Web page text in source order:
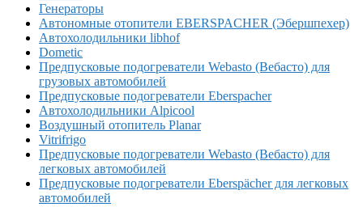
Генераторы
Автономные отопители EBERSPACHER (Эбершпехер)
Автохолодильники libhof
Dometic
Предпусковые подогреватели Webasto (Вебасто) для
грузовых автомобилей
Предпусковые подогреватели Eberspacher
Автохолодильники Alpicool
Воздушный отопитель Planar
Vitrifrigo
Предпусковые подогреватели Webasto (Вебасто) для
легковых автомобилей
Предпусковые подогреватели Eberspächer для легковых
автомобилей